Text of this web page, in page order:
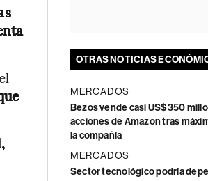
OTRAS NOTICIAS
MERCADOS
Bezos vende casi US$350
acciones de Amazon tras
la compañía
MERCADOS
Sector tecnológico podría